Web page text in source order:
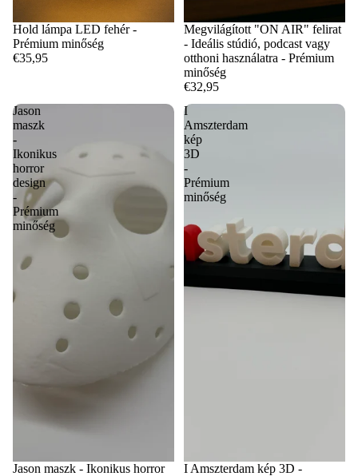
Hold lámpa LED fehér -
Prémium minőség
€35,95
Megvilágított "ON AIR" felirat
- Ideális stúdió, podcast vagy
otthoni használatra - Prémium
minőség
€32,95
Jason
maszk
-
Ikonikus
horror
design
-
Prémium
minőség
Jason maszk - Ikonikus horror
I
Amszterdam
kép
3D
-
Prémium
minőség
I Amszterdam kép 3D -